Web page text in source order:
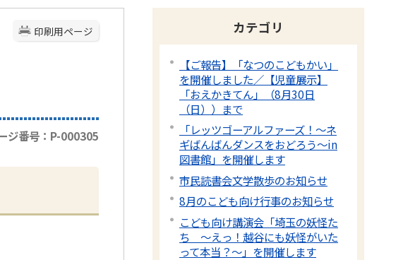
印刷用ページ
ジ番号：P-000305
カテゴリ
【ご報告】「なつのこどもかい」
を開催しました／【児童展示】
「おえかきてん」（8月30日
（日））まで
「レッツゴーアルファーズ！～ネ
ギばんばんダンスをおどろう～in
図書館」を開催します
市民読書会文学散歩のお知らせ
8月のこども向け行事のお知らせ
こども向け講演会「埼玉の妖怪た
ち 〜えっ！越谷にも妖怪がいた
って本当？～」を開催します